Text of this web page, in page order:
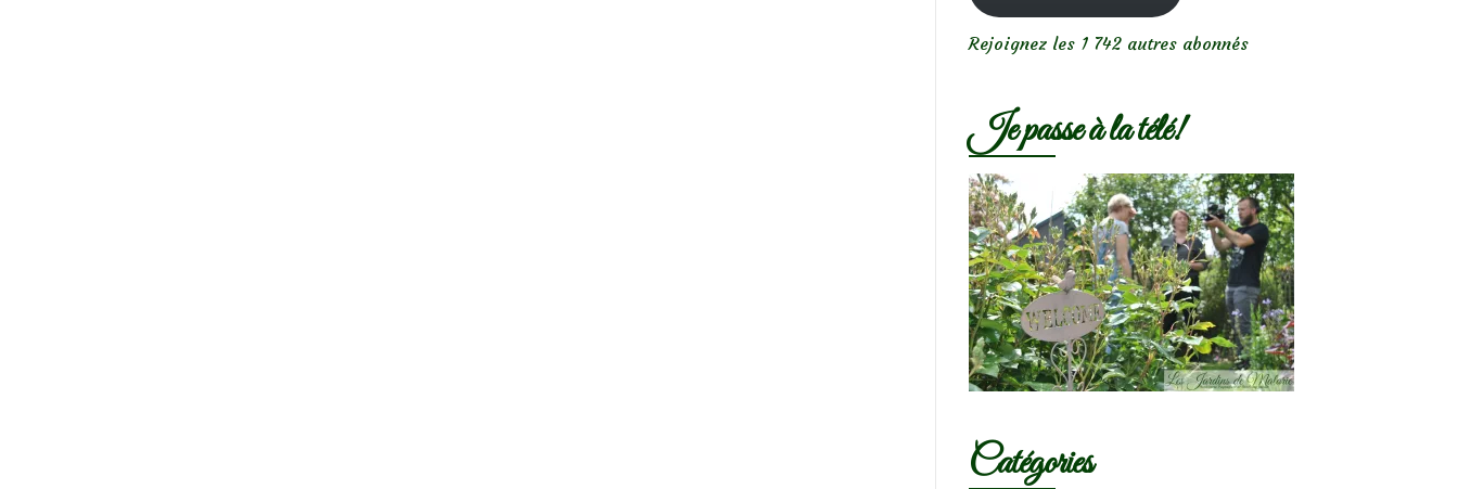
Rejoignez les 1 742 autres abonnés
Je passe à la télé!
Catégories